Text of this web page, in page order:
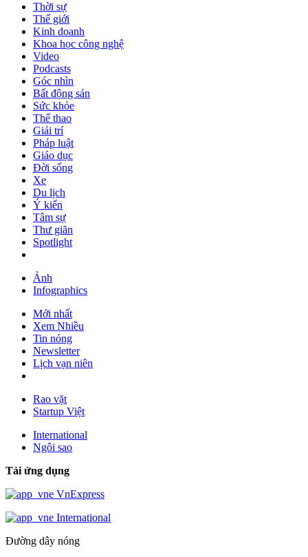
Thời sự
Thế giới
Kinh doanh
Khoa học công nghệ
Video
Podcasts
Góc nhìn
Bất động sản
Sức khỏe
Thể thao
Giải trí
Pháp luật
Giáo dục
Đời sống
Xe
Du lịch
Ý kiến
Tâm sự
Thư giãn
Spotlight
Ảnh
Infographics
Mới nhất
Xem Nhiều
Tin nóng
Newsletter
Lịch vạn niên
Rao vặt
Startup Việt
International
Ngôi sao
Tải ứng dụng
VnExpress
International
Đường dây nóng